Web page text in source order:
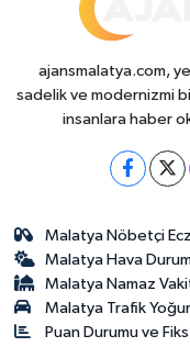
ajansmalatya.com,
sadelik ve modernizmi
insanlara haber
Malatya Nöbetçi
Malatya Hava
Malatya Namaz
Malatya Trafik
Puan Durumu ve